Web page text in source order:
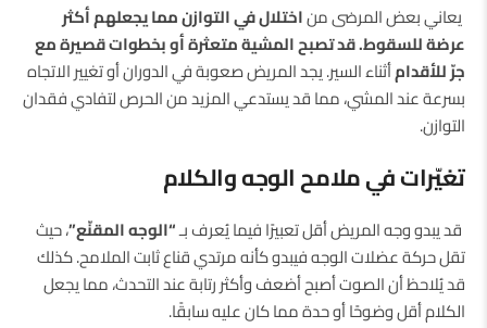
يعاني بعض المرضى مناختلال في التوازن مما يجعلهم أكثر
عرضة للسقوط. قد تصبح المشية متعثرة أو بخطوات قصيرة مع
جرّ للأقدامأثناء السير. يجد المريض صعوبة في الدوران أو تغيير الاتجاه
بسرعة عند المشي، مما قد يستدعي المزيد من الحرص لتفادي فقدان
التوازن.
تغيّرات في ملامح الوجه والكلام
قد يبدو وجه المريض أقل تعبيرًا فيما يُعرف بـ“الوجه المقنّع”، حيث
تقل حركة عضلات الوجه فيبدو كأنه مرتدي قناع ثابت الملامح. كذلك
قد يُلاحظ أن الصوت أصبح أضعف وأكثر رتابة عند التحدث، مما يجعل
الكلام أقل وضوحًا أو حدة مما كان عليه سابقًا.